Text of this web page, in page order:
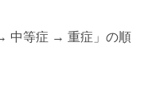
中等症 → 重症」の順